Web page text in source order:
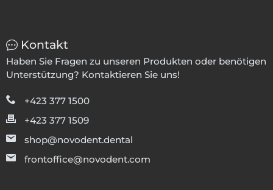
Kontakt
Haben Sie Fragen zu unseren Produkten oder benötigen
Unterstützung? Kontaktieren Sie uns!
+423 377 1500
+423 377 1509
shop@novodent.dental
frontoffice@novodent.com